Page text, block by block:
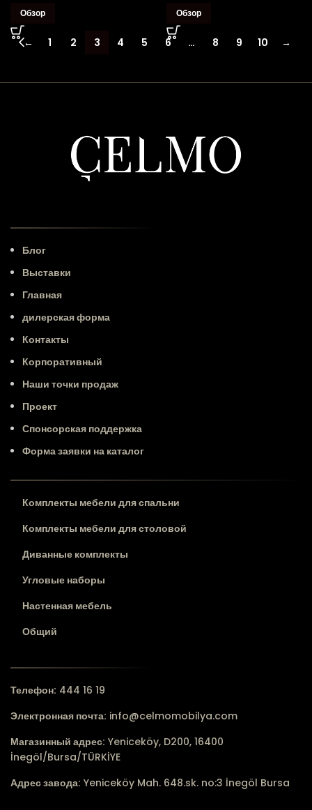
Обзор Обзор
← 1 2 3 4 5 6 … 8 9 10 →
Блог
Выставки
Главная
дилерская форма
Контакты
Корпоративный
Наши точки продаж
Проект
Спонсорская поддержка
Форма заявки на каталог
Комплекты мебели для спальни
Комплекты мебели для столовой
Диванные комплекты
Угловые наборы
Настенная мебель
Общий
Телефон: 444 16 19
Электронная почта: info@celmomobilya.com
Магазинный адрес: Yeniceköy, D200, 16400
İnegöl/Bursa/TÜRKİYE
Адрес завода: Yeniceköy Mah. 648.sk. no:3 İnegöl Bursa